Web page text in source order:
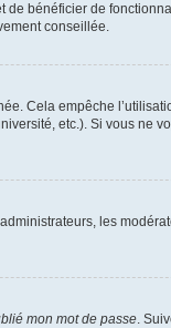
de bénéficier de
conseillée.
Cela empêche
etc.). Si vous ne
les
mon mot de passe.